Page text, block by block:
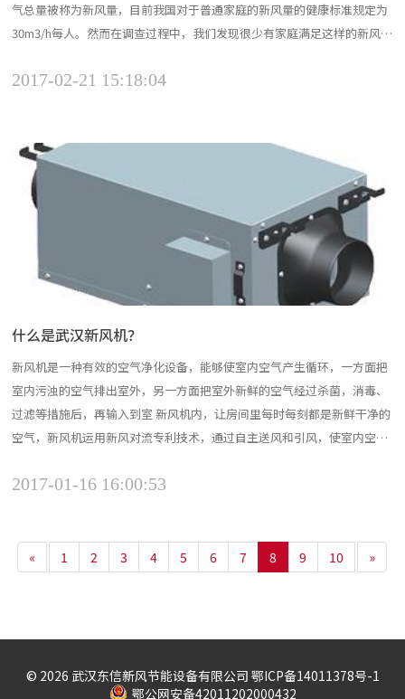
气总量被称为新风量，目前我国对于普通家庭的新风量的健康标准规定为
30m3/h每人。然而在调查过程中，我们发现很少有家庭满足这样的新风
2017-02-21 15:18:04
什么是武汉新风机？
新风机是一种有效的空气净化设备，能够使室内空气产生循环，一方面把
室内污浊的空气排出室外，另一方面把室外新鲜的空气经过杀菌，消毒、
过滤等措施后，再输入到室 新风机内，让房间里每时每刻都是新鲜干净的
空气，新风机运用新风对流专利技术，通过自主送风和引风，使室内空气
系统保证进入室内的空气洁净健康。新风机主要分为排风式新风机和送风
2017-01-16 16:00:53
« 1 2 3 4 5 6 7 8 9 10 »
©️ 2026 武汉东信新风节能设备有限公司 鄂ICP备14011378号-1
鄂公网安备42011202000432